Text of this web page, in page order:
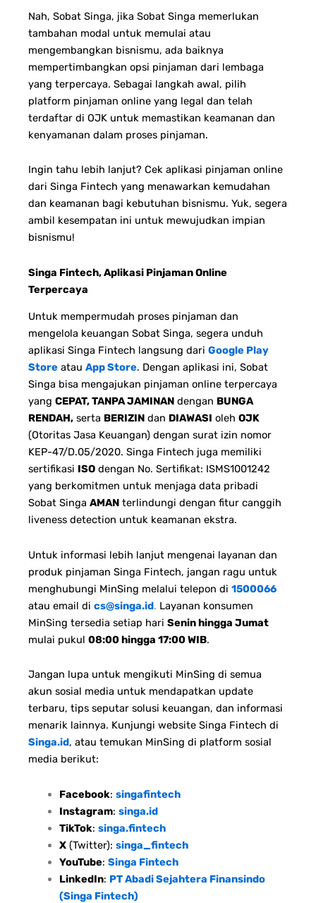
Nah, Sobat Singa, jika Sobat Singa memerlukan
tambahan modal untuk memulai atau
mengembangkan bisnismu, ada baiknya
mempertimbangkan opsi pinjaman dari lembaga
yang terpercaya. Sebagai langkah awal, pilih
platform pinjaman online yang legal dan telah
terdaftar di OJK untuk memastikan keamanan dan
kenyamanan dalam proses pinjaman.
Ingin tahu lebih lanjut? Cek aplikasi pinjaman online
dari Singa Fintech yang menawarkan kemudahan
dan keamanan bagi kebutuhan bisnismu. Yuk, segera
ambil kesempatan ini untuk mewujudkan impian
bisnismu!
Singa Fintech, Aplikasi Pinjaman Online
Terpercaya
Untuk mempermudah proses pinjaman dan
mengelola keuangan Sobat Singa, segera unduh
aplikasi Singa Fintech langsung dari Google Play
Store atau App Store. Dengan aplikasi ini, Sobat
Singa bisa mengajukan pinjaman online terpercaya
yang CEPAT, TANPA JAMINAN dengan BUNGA
RENDAH, serta BERIZIN dan DIAWASI oleh OJK
(Otoritas Jasa Keuangan) dengan surat izin nomor
KEP-47/D.05/2020. Singa Fintech juga memiliki
sertifikasi ISO dengan No. Sertifikat: ISMS1001242
yang berkomitmen untuk menjaga data pribadi
Sobat Singa AMAN terlindungi dengan fitur canggih
liveness detection untuk keamanan ekstra.
Untuk informasi lebih lanjut mengenai layanan dan
produk pinjaman Singa Fintech, jangan ragu untuk
menghubungi MinSing melalui telepon di 1500066
atau email di cs@singa.id. Layanan konsumen
MinSing tersedia setiap hari Senin hingga Jumat
mulai pukul 08:00 hingga 17:00 WIB.
Jangan lupa untuk mengikuti MinSing di semua
akun sosial media untuk mendapatkan update
terbaru, tips seputar solusi keuangan, dan informasi
menarik lainnya. Kunjungi website Singa Fintech di
Singa.id, atau temukan MinSing di platform sosial
media berikut:
Facebook: singafintech
Instagram: singa.id
TikTok: singa.fintech
X(Twitter): singa_fintech
YouTube: Singa Fintech
LinkedIn: PT Abadi Sejahtera Finansindo
(Singa Fintech)